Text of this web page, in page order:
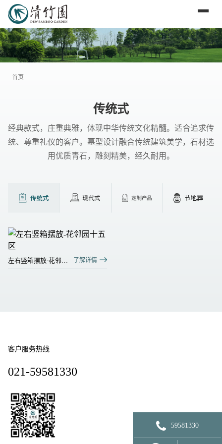
首页
传统式
经典款式，庄重典雅，体现中华传统文化精髓。适合追求传
统、尊重礼仪的客户。墓型设计融合传统建筑美学，石材选
用优质青石，雕刻精美，经久耐用。
左右竖箱摆放-花邻园
十五区
了解详情
59581330
客户服务热线
021-59581330